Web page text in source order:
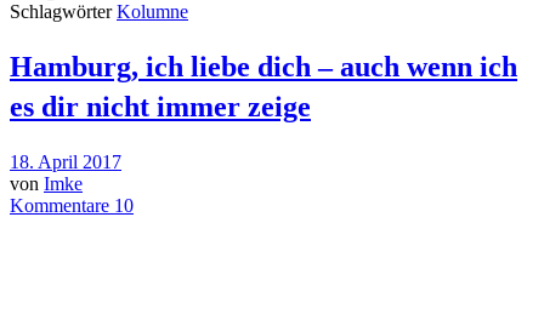
SchlagwörterKolumne
Hamburg, ich liebe dich – auch wenn ich
es dir nicht immer zeige
18. April 2017
von Imke
Kommentare 10